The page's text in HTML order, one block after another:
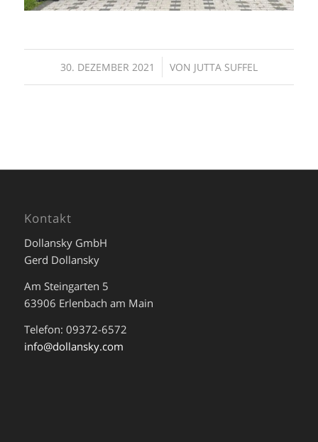
30. DEZEMBER 2021
/ VON JUTTA SUFFEL
Kontakt
Dollansky GmbH
Gerd Dollansky
Am Steingarten 5
63906 Erlenbach am Main
Telefon: 09372-6572
info@dollansky.com